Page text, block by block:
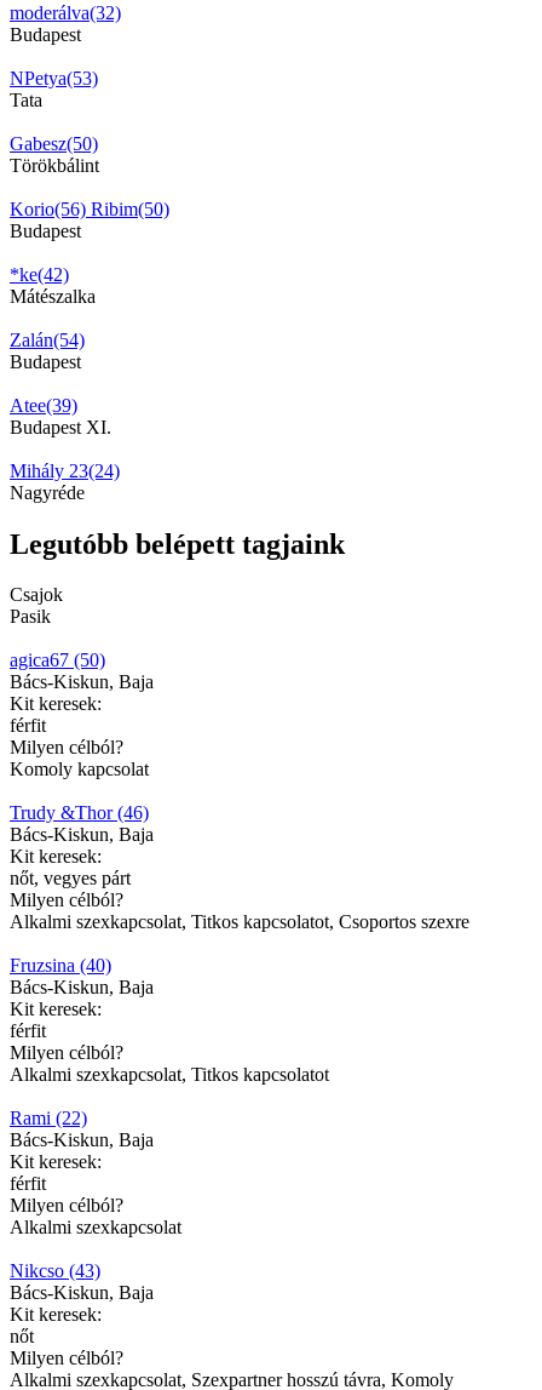
moderálva(32)
Budapest
NPetya(53)
Tata
Gabesz(50)
Törökbálint
Korio(56) Ribim(50)
Budapest
*ke(42)
Mátészalka
Zalán(54)
Budapest
Atee(39)
Budapest XI.
Mihály 23(24)
Nagyréde
Legutóbb belépett tagjaink
Csajok
Pasik
agica67 (50)
Bács-Kiskun, Baja
Kit keresek:
férfit
Milyen célból?
Komoly kapcsolat
Trudy &Thor (46)
Bács-Kiskun, Baja
Kit keresek:
nőt, vegyes párt
Milyen célból?
Alkalmi szexkapcsolat, Titkos kapcsolatot, Csoportos szexre
Fruzsina (40)
Bács-Kiskun, Baja
Kit keresek:
férfit
Milyen célból?
Alkalmi szexkapcsolat, Titkos kapcsolatot
Rami (22)
Bács-Kiskun, Baja
Kit keresek:
férfit
Milyen célból?
Alkalmi szexkapcsolat
Nikcso (43)
Bács-Kiskun, Baja
Kit keresek:
nőt
Milyen célból?
Alkalmi szexkapcsolat, Szexpartner hosszú távra, Komoly